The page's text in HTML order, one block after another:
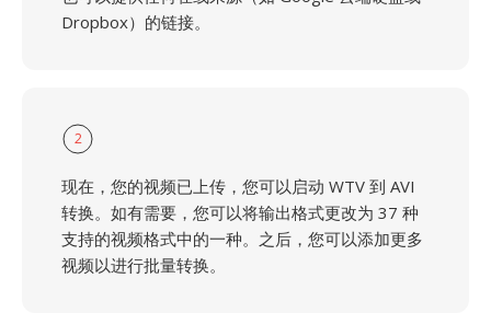
Dropbox）的链接。
2
现在，您的视频已上传，您可以启动 WTV 到 AVI
转换。如有需要，您可以将输出格式更改为 37 种
支持的视频格式中的一种。之后，您可以添加更多
视频以进行批量转换。